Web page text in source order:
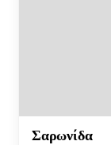
Σαρωνίδα